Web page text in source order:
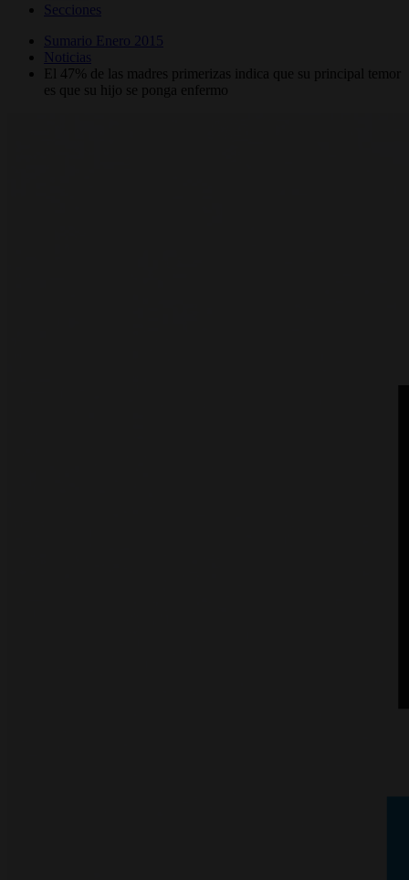
Secciones
Sumario Enero 2015
Noticias
El 47% de las madres primerizas indica que su principal temor
es que su hijo se ponga enfermo